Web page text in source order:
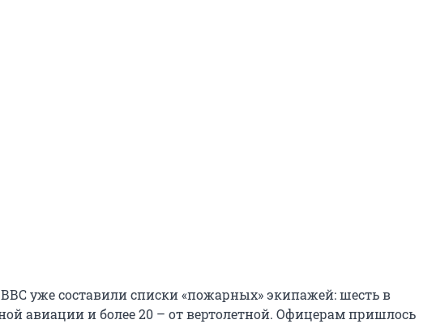
уже составили списки «пожарных» экипажей: шесть в
авиации и более 20 – от вертолетной. Офицерам пришлось